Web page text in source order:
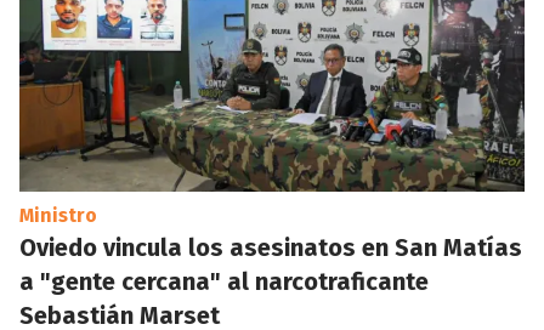
Ministro
Oviedo vincula los asesinatos en San Matías
a "gente cercana" al narcotraficante
Sebastián Marset